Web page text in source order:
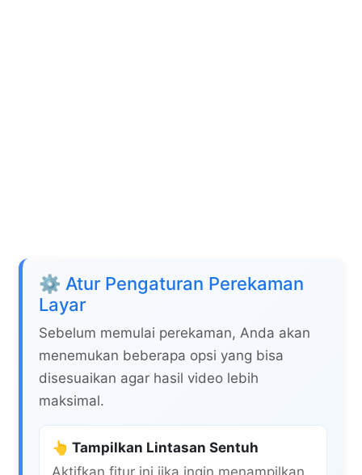
⚙️ Atur Pengaturan Perekaman
Layar
Sebelum memulai perekaman, Anda akan
menemukan beberapa opsi yang bisa
disesuaikan agar hasil video lebih
maksimal.
👆 Tampilkan Lintasan Sentuh